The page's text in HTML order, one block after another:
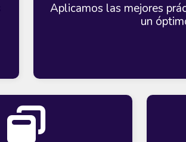
Aplicamos las mejores
un